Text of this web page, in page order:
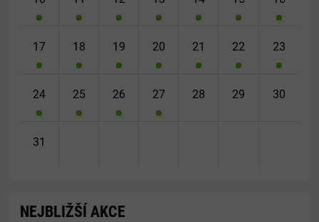
17 18 19 20 21 22 23
24 25 26 27 28 29 30
31
NEJBLIŽŠÍ AKCE